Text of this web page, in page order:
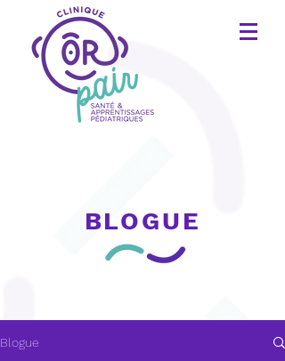
BLOGUE
Blogue